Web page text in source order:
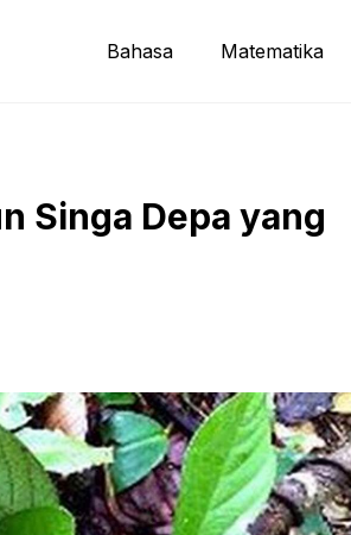
Bahasa Matematika
Singa Depa yang